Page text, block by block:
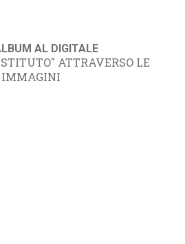
AL DIGITALE
ATTRAVERSO LE
IMMAGINI